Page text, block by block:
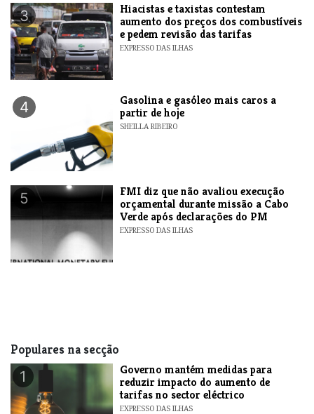
3
Hiacistas e taxistas contestam
aumento dos preços dos combustíveis
e pedem revisão das tarifas
EXPRESSO DAS ILHAS
4
Gasolina e gasóleo mais caros a
partir de hoje
SHEILLA RIBEIRO
5
FMI diz que não avaliou execução
orçamental durante missão a Cabo
Verde após declarações do PM
EXPRESSO DAS ILHAS
Populares na secção
1
Governo mantém medidas para
reduzir impacto do aumento de
tarifas no sector eléctrico
EXPRESSO DAS ILHAS